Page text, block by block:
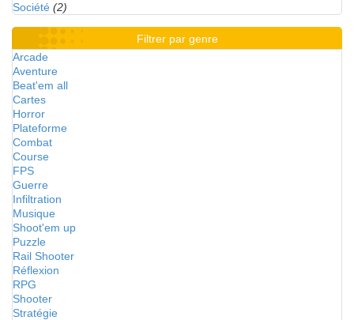
Société (2)
Filtrer par genre
Arcade
Aventure
Beat'em all
Cartes
Horror
Plateforme
Combat
Course
FPS
Guerre
Infiltration
Musique
Shoot'em up
Puzzle
Rail Shooter
Réflexion
RPG
Shooter
Stratégie